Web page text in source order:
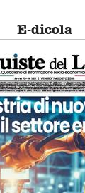
E-dicola